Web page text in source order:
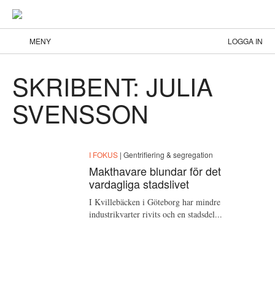
MENY LOGGA IN
SKRIBENT: JULIA
SVENSSON
I FOKUS | Gentrifiering & segregation
Makthavare blundar för det
vardagliga stadslivet
I Kvillebäcken i Göteborg har mindre
industrikvarter rivits och en stadsdel...